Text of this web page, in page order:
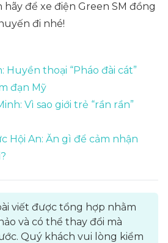
hãy để xe điện Green SM đồng
đi nhé!
Huyền thoại “Pháo đài cát”
đạn Mỹ
Vì sao giới trẻ “rần rần”
Hội An: Ăn gì để cảm nhận
viết được tổng hợp nhằm
và có thể thay đổi mà
Quý khách vui lòng kiểm